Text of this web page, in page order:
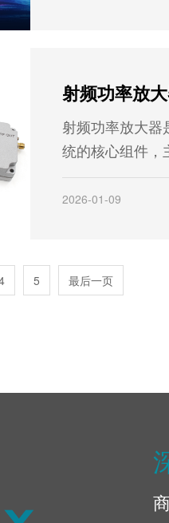
射频功率放大器
统的核心组件，
低功率射频信号
的功率水平，以
2026-01-09
5 最后一页
商